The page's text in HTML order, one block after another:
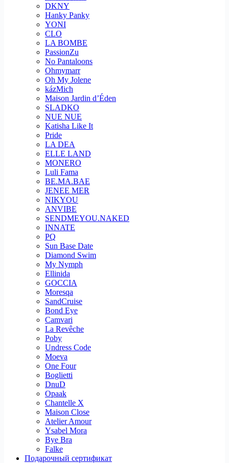
DKNY
Hanky Panky
YONI
CLO
LA BOMBE
PassionZu
No Pantaloons
Ohmymarr
Oh My Jolene
kázMich
Maison Jardin d’Éden
SLADKO
NUE NUE
Katisha Like It
Pride
LA DEA
ELLE LAND
MONERO
Luli Fama
BE.MA.BAE
JENEE MER
NIKYOU
ANVIBE
SENDMEYOU.NAKED
INNATE
PQ
Sun Base Date
Diamond Swim
My Nymph
Ellinida
GOCCIA
Moresqa
SandCruise
Bond Eye
Camvari
La Revêche
Poby
Undress Code
Moeva
One Four
Boglietti
DnuD
Opaak
Chantelle X
Maison Close
Atelier Amour
Ysabel Mora
Bye Bra
Falke
Подарочный сертификат